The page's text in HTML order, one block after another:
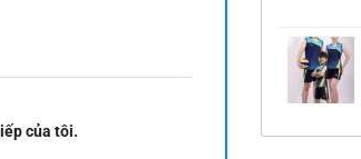
của tôi.